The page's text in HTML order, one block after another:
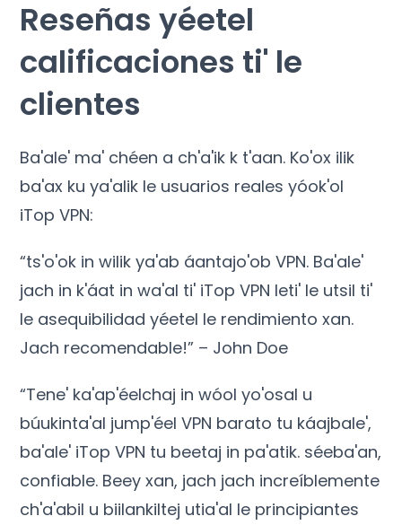
Reseñas yéetel
calificaciones ti' le
clientes
Ba'ale' ma' chéen a ch'a'ik k t'aan. Ko'ox ilik
ba'ax ku ya'alik le usuarios reales yóok'ol
iTop VPN:
“ts'o'ok in wilik ya'ab áantajo'ob VPN. Ba'ale'
jach in k'áat in wa'al ti' iTop VPN leti' le utsil ti'
le asequibilidad yéetel le rendimiento xan.
Jach recomendable!” – John Doe
“Tene' ka'ap'éelchaj in wóol yo'osal u
búukinta'al jump'éel VPN barato tu káajbale',
ba'ale' iTop VPN tu beetaj in pa'atik. séeba'an,
confiable. Beey xan, jach jach increíblemente
ch'a'abil u biilankiltej utia'al le principiantes